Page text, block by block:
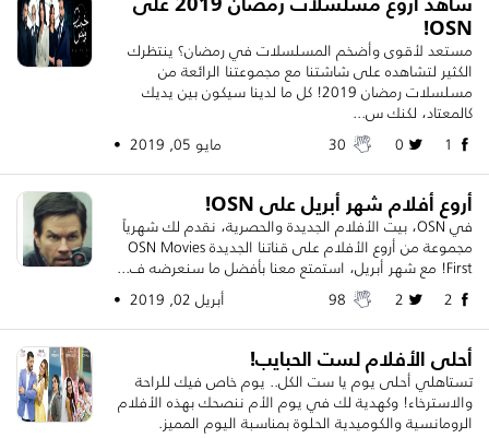
OSN!
مستعد لأقوى وأضخم المسلسلات في رمضان؟ ينتظرك
الكثير لتشاهده على شاشتنا مع مجموعتنا الرائعة من
مسلسلات رمضان 2019! كل ما لدينا سيكون بين يديك
كالمعتاد، لكنك س...
مايو 05, 2019 •
أروع أفلام شهر أبريل على OSN!
في OSN، بيت الأفلام الجديدة والحصرية، نقدم لك شهرياً
مجموعة من أروع الأفلام على قناتنا الجديدة OSN Movies
First! مع شهر أبريل، استمتع معنا بأفضل ما سنعرضه ف...
أبريل 02, 2019 •
أحلى الأفلام لست الحبايب!
تستاهلي أحلى يوم يا ست الكل.. يوم خاص فيك للراحة
والاسترخاء! وكهدية لك في يوم الأم ننصحك بهذه الأفلام
الرومانسية والكوميدية الحلوة بمناسبة اليوم المميز.